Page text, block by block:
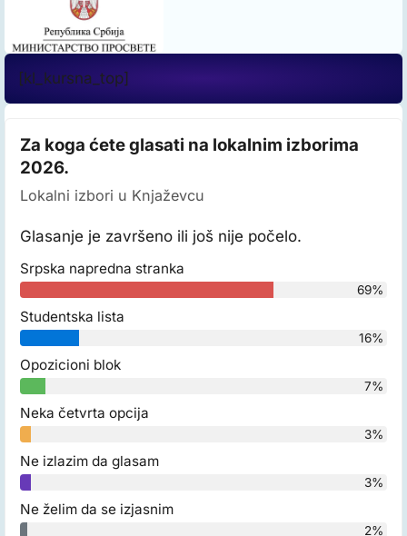
[kl_kursna_top]
Za koga ćete glasati na lokalnim izborima
2026.
Lokalni izbori u Knjaževcu
Glasanje je završeno ili još nije počelo.
Srpska napredna stranka
69%
Studentska lista
16%
Opozicioni blok
7%
Neka četvrta opcija
3%
Ne izlazim da glasam
3%
Ne želim da se izjasnim
2%